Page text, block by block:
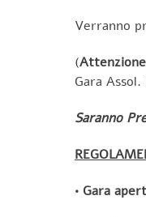
Verranno
(
Gara
Saranno
• Gara